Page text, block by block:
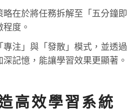
略在於將任務拆解至「五分鐘即
度。
專注」與「發散」模式，並透過
記憶，能讓學習效果更顯著。
高效學習系統